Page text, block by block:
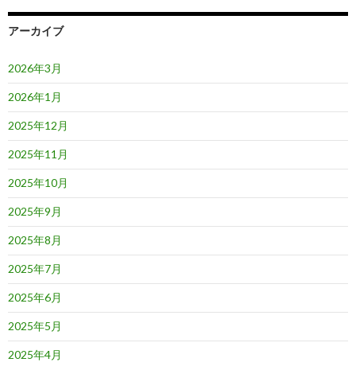
アーカイブ
2026年3月
2026年1月
2025年12月
2025年11月
2025年10月
2025年9月
2025年8月
2025年7月
2025年6月
2025年5月
2025年4月